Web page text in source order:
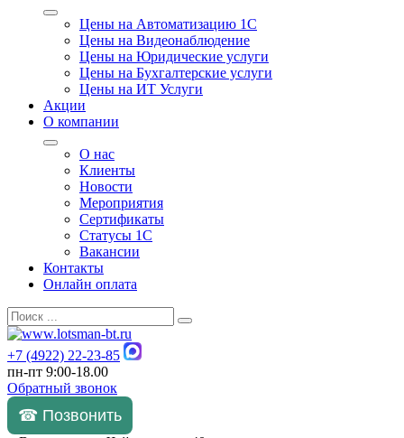
Цены на Автоматизацию 1С
Цены на Видеонаблюдение
Цены на Юридические услуги
Цены на Бухгалтерские услуги
Цены на ИТ Услуги
Акции
О компании
О нас
Клиенты
Новости
Мероприятия
Сертификаты
Статусы 1С
Вакансии
Контакты
Онлайн оплата
+7 (4922) 22-23-85
пн-пт 9:00-18.00
Обратный звонок
☎ Позвонить